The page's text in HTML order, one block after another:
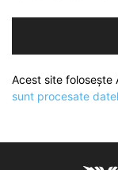
Acest site folosește
sunt procesate